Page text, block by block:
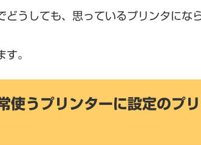
どうしても、思っているプリンタにな
。
うプリンターに設定のプリ